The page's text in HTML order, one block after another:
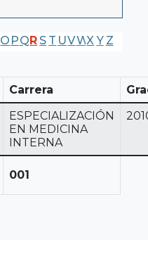
O PQR S T UVWX Y Z
Carrera
ESPECIALIZACIÓN
EN MEDICINA
INTERNA
001